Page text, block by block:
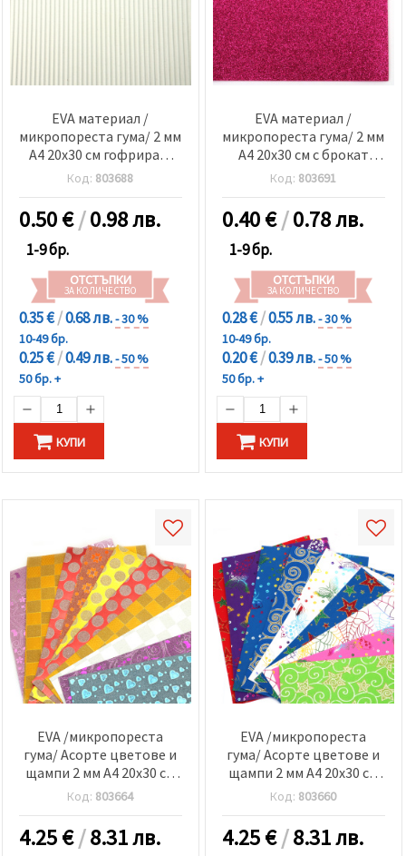
EVA материал /
микропореста гума/ 2 мм
А4 20x30 см гофриран,
бяла
Код: 803688
0.50€/0.98 лв.
1-9 бр.
ОТСТЪПКИ
ЗА КОЛИЧЕСТВО
0.35 €/0.68 лв.- 30 %
10-49 бр.
0.25 €/0.49 лв.- 50 %
50 бр. +
КУПИ
EVA материал /
микропореста гума/ 2 мм
А4 20x30 см с брокат
циклама
Код: 803691
0.40€/0.78 лв.
1-9 бр.
ОТСТЪПКИ
ЗА КОЛИЧЕСТВО
0.28 €/0.55 лв.- 30 %
10-49 бр.
0.20 €/0.39 лв.- 50 %
50 бр. +
КУПИ
EVA /микропореста
гума/ Асорте цветове и
щампи 2 мм А4 20x30 см
-10 броя
Код: 803664
4.25€/8.31 лв.
EVA /микропореста
гума/ Асорте цветове и
щампи 2 мм А4 20x30 см
-10 броя
Код: 803660
4.25€/8.31 лв.